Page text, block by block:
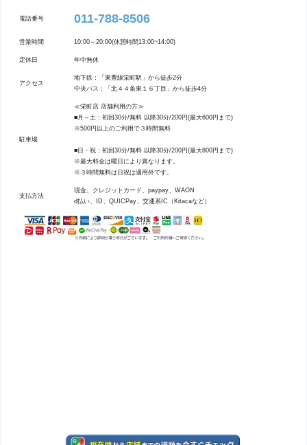
電話番号 011-788-8506
営業時間 10:00～20:00(休憩時間13:00~14:00)
定休日 年中無休
アクセス
地下鉄：「東豊線栄町駅」から徒歩2分
中央バス：「北４４条東１６丁目」から徒歩4分
駐車場
≪栄町店 店舗利用の方≫
■月～土：初回30分/無料 以降30分/200円(最大600円まで)
※500円以上のご利用で３時間無料
■日・祝：初回30分/無料 以降30分/200円(最大800円まで)
※最大料金は曜日により異なります。
※３時間無料は日祝は適用外です。
支払方法
現金、クレジットカード、paypay、WAON
d払い、ID、QUICPay、交通系IC（Kitacaなど）